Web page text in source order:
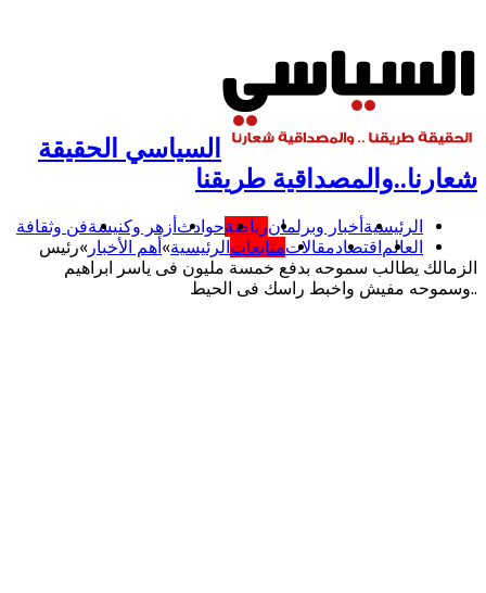
السياسي الحقيقة
شعارنا..والمصداقية طريقنا
الرئيسيةأخبار وبرلمانرياضةحوادثأزهر وكنيسةفن وثقافة
العالماقتصادمقالاتمتابعاتالرئيسية»أهم اﻷخبار »رئيس
الزمالك يطالب سموحه بدفع خمسة مليون فى ياسر ابراهيم
..وسموحه مفيش واخبط راسك فى الحيط